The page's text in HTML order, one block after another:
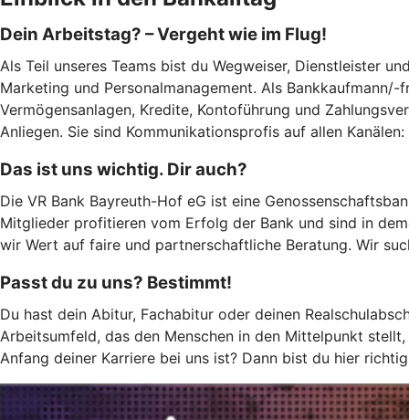
Dein Arbeitstag? – Vergeht wie im Flug!
Als Teil unseres Teams bist du Wegweiser, Dienstleister
Marketing und Personalmanagement. Als
Vermögensanlagen, Kredite, Kontoführung und
Anliegen. Sie sind Kommunikationsprofis auf allen
Das ist uns wichtig. Dir auch?
Die VR Bank Bayreuth-Hof eG ist eine
Mitglieder profitieren vom Erfolg der Bank und sind in
wir Wert auf faire und partnerschaftliche Beratung. Wir
Passt du zu uns? Bestimmt!
Du hast dein Abitur, Fachabitur oder deinen
Arbeitsumfeld, das den Menschen in den Mittelpunkt
Anfang deiner Karriere bei uns ist? Dann bist du hier